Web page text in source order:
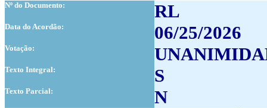
Nº do Documento: RL
Data do Acordão: 06/25/2026
Votação:
Texto Integral: S
Texto Parcial: N